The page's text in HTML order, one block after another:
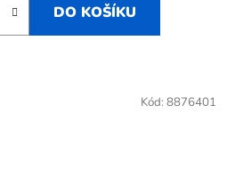
DO KOŠÍKU
Kód: 8876401